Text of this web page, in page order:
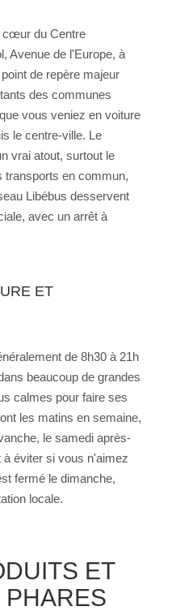
cœur du Centre
Avenue de l'Europe, à
de repère majeur
des communes
vous veniez en voiture
le centre-ville. Le
vrai atout, surtout le
transports en commun,
Libébus desservent
avec un arrêt à
ET
de 8h30 à 21h
beaucoup de grandes
calmes pour faire ses
les matins en semaine,
le samedi après-
à éviter si vous n'aimez
fermé le dimanche,
locale.
ET
PHARES